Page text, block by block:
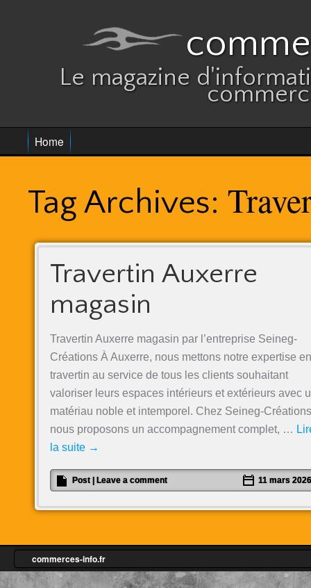
Le magazine
Home
Tag Archives:
Travertin Auxerre
magasin
Travertin Auxerre magasin par l’entreprise Seineg-
Créations À Auxerre, nous mettons notre expertise en
travertin au service de tous les clients souhaitant
valoriser leurs espaces intérieurs et extérieurs avec
matériau noble et intemporel. Chez Seineg-
nous proposons un accompagnement complet, …
la suite →
Post Leave a comment 11 mars 2026
commerces-info.fr